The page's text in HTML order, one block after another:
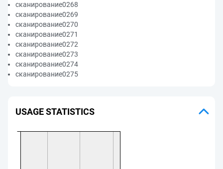
сканирование0268
сканирование0269
сканирование0270
сканирование0271
сканирование0272
сканирование0273
сканирование0274
сканирование0275
USAGE STATISTICS